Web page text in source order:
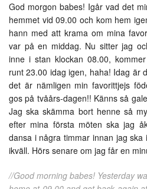
God morgon babes! Igår vad det
hemmet vid 09.00 och kom hem
hann med att krama om mina
var på en middag. Nu sitter jag
inne i stan klockan 08.00,
runt 23.00 idag igen, haha! Idag är
det är nämligen min favorittjejs
gos på tvåårs-dagen!! Känns så
Jag ska skämma bort henne så
efter mina första möten ska jag
dansa i några timmar innan jag
ikväll. Hörs senare om jag får en
//Good morning babes! Yesterday